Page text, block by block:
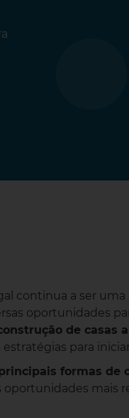
continua a ser
oportunidades
de casas
para
formas
oportunidades mais